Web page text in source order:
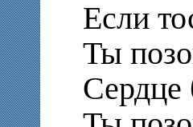
Если
Ты
Сердце